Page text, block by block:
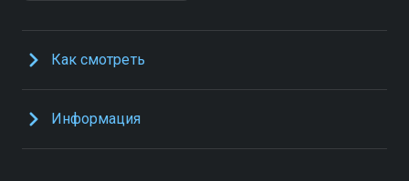
Как смотреть
Информация